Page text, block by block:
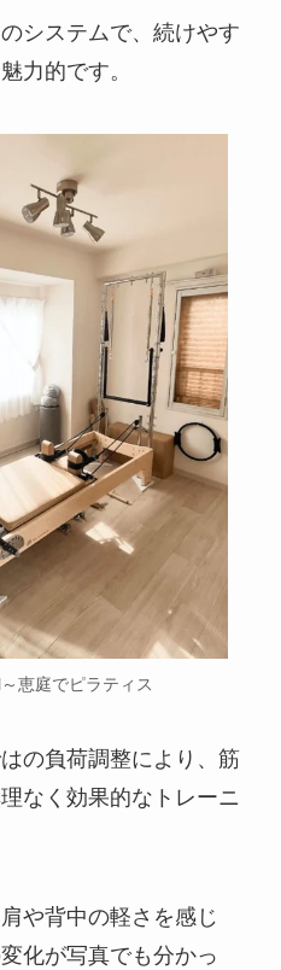
システムで、続けやす
力的です。
恵庭でピラティス
の負荷調整により、筋
なく効果的なトレーニ
や背中の軽さを感じ
化が写真でも分かっ